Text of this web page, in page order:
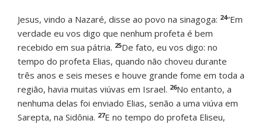
Jesus, vindo a Nazaré, disse ao povo na sinagoga: 24“Em
verdade eu vos digo que nenhum profeta é bem
recebido em sua pátria. 25De fato, eu vos digo: no
tempo do profeta Elias, quando não choveu durante
três anos e seis meses e houve grande fome em toda a
região, havia muitas viúvas em Israel. 26No entanto, a
nenhuma delas foi enviado Elias, senão a uma viúva em
Sarepta, na Sidônia. 27E no tempo do profeta Eliseu,